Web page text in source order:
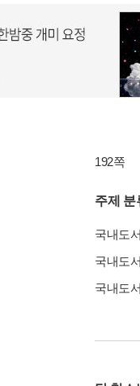
192쪽
주제 분
국내도
국내도
국내도